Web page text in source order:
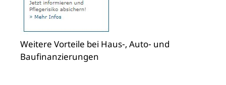
Weitere Vorteile bei Haus-, Auto- und
Baufinanzierungen